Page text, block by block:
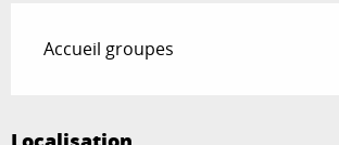
Accueil groupes